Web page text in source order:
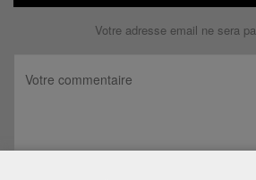
Votre adresse email ne sera